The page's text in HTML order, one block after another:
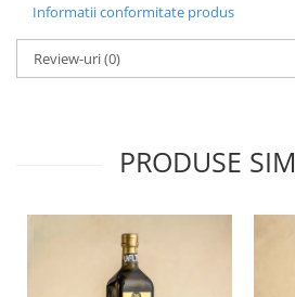
Informatii conformitate produs
Review-uri(0)
PRODUSE